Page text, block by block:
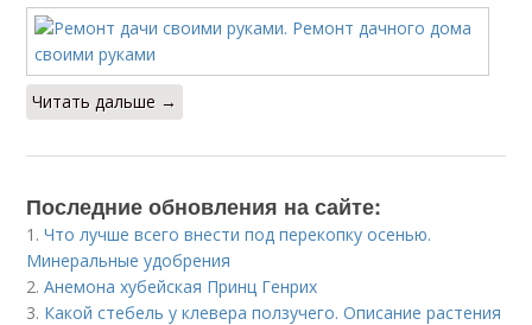
Читать дальше →
Последние обновления на сайте:
1.Что лучше всего внести под перекопку осенью.
Минеральные удобрения
2.Анемона хубейская Принц Генрих
3. Какой стебель у клевера ползучего. Описание растения